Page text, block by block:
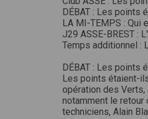
DÉBAT : Les points
LA MI-TEMPS : Qui
J29 ASSE-BREST :
Temps additionnel :
DÉBAT : Les points
Les points étaient-
opération des Verts,
notamment le
techniciens, Alain